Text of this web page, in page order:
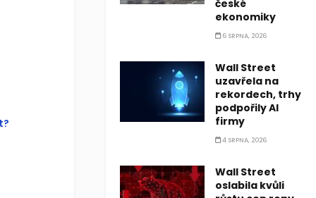
české
ekonomiky
6 SRPNA, 2026
Wall Street
uzavřela na
rekordech, trhy
podpořily AI
firmy
4 SRPNA, 2026
Wall Street
oslabila kvůli